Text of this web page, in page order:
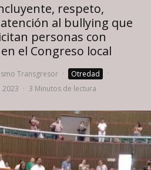
respeto,
al bullying que
personas con
el Congreso local
Transgresor · Otredad
·
· 3 Minutos de lectura